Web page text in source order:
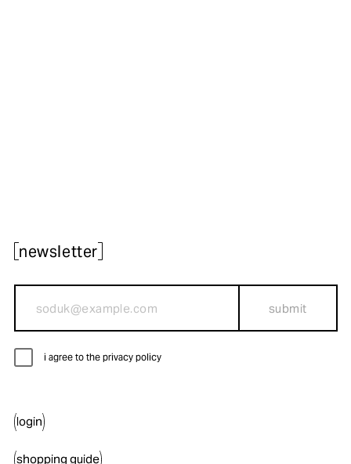
login
shopping guide
newsletter
submit
i agree to the privacy policy